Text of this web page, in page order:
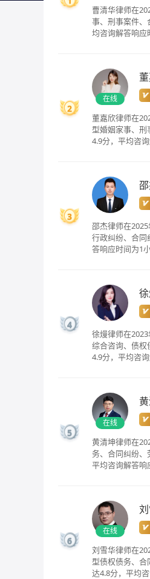
曹清华律师在
事、刑事案件、
均咨询解答响应
2
在线
董嘉欣律师在
型婚姻家事、
4.9分，平均咨
3
邵杰律师在
行政纠纷、合同
答响应时间为1
4
徐熳律师在
综合咨询、债权
4.9分，平均咨
5
在线
黄清坤律师在
务、合同纠纷、
平均咨询解答响
6
在线
刘雪华律师在
型债权债务、
达4.8分，平均